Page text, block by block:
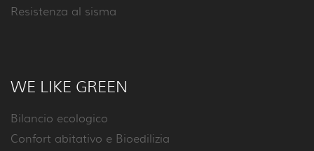
Resistenza al sisma
WE LIKE GREEN
Bilancio ecologico
Confort abitativo e Bioedilizia